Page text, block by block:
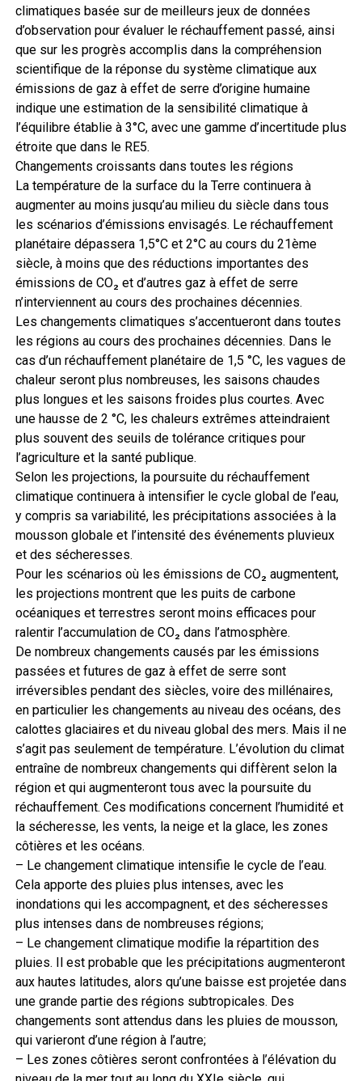
climatiques basée sur de meilleurs jeux de données
d’observation pour évaluer le réchauffement passé, ainsi
que sur les progrès accomplis dans la compréhension
scientifique de la réponse du système climatique aux
émissions de gaz à effet de serre d’origine humaine
indique une estimation de la sensibilité climatique à
l’équilibre établie à 3°C, avec une gamme d’incertitude plus
étroite que dans le RE5.
Changements croissants dans toutes les régions
La température de la surface du la Terre continuera à
augmenter au moins jusqu’au milieu du siècle dans tous
les scénarios d’émissions envisagés. Le réchauffement
planétaire dépassera 1,5°C et 2°C au cours du 21ème
siècle, à moins que des réductions importantes des
émissions de CO₂ et d’autres gaz à effet de serre
n’interviennent au cours des prochaines décennies.
Les changements climatiques s’accentueront dans toutes
les régions au cours des prochaines décennies. Dans le
cas d’un réchauffement planétaire de 1,5 °C, les vagues de
chaleur seront plus nombreuses, les saisons chaudes
plus longues et les saisons froides plus courtes. Avec
une hausse de 2 °C, les chaleurs extrêmes atteindraient
plus souvent des seuils de tolérance critiques pour
l’agriculture et la santé publique.
Selon les projections, la poursuite du réchauffement
climatique continuera à intensifier le cycle global de l’eau,
y compris sa variabilité, les précipitations associées à la
mousson globale et l’intensité des événements pluvieux
et des sécheresses.
Pour les scénarios où les émissions de CO₂ augmentent,
les projections montrent que les puits de carbone
océaniques et terrestres seront moins efficaces pour
ralentir l’accumulation de CO₂ dans l’atmosphère.
De nombreux changements causés par les émissions
passées et futures de gaz à effet de serre sont
irréversibles pendant des siècles, voire des millénaires,
en particulier les changements au niveau des océans, des
calottes glaciaires et du niveau global des mers. Mais il ne
s’agit pas seulement de température. L’évolution du climat
entraîne de nombreux changements qui diffèrent selon la
région et qui augmenteront tous avec la poursuite du
réchauffement. Ces modifications concernent l’humidité et
la sécheresse, les vents, la neige et la glace, les zones
côtières et les océans.
– Le changement climatique intensifie le cycle de l’eau.
Cela apporte des pluies plus intenses, avec les
inondations qui les accompagnent, et des sécheresses
plus intenses dans de nombreuses régions;
– Le changement climatique modifie la répartition des
pluies. Il est probable que les précipitations augmenteront
aux hautes latitudes, alors qu’une baisse est projetée dans
une grande partie des régions subtropicales. Des
changements sont attendus dans les pluies de mousson,
qui varieront d’une région à l’autre;
– Les zones côtières seront confrontées à l’élévation du